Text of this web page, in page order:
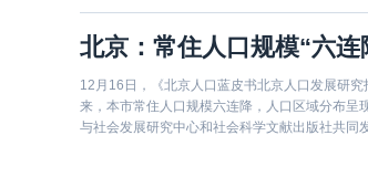
北京：常住人口规模“六连
12月16日，《北京人口蓝皮书北京人口发展研
来，本市常住人口规模六连降，人口区域分布呈
与社会发展研究中心和社会科学文献出版社共同